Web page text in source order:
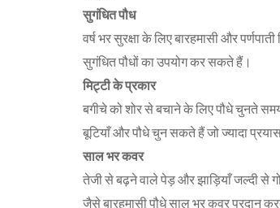
सुगंधित पौध
वर्ष भर सुरक्षा के लिए बारहमासी और
सुगंधित पौधों का उपयोग कर सकते हैं।
मिट्टी के प्रकार
बगीचे को शोर से बचाने के लिए पौधे चुनते
बूटियाँ और पौधे चुन सकते हैं जो ज्यादा
साल भर कवर
तेजी से बढ़ने वाले पेड़ और झाड़ियाँ जल्दी से
जैसे बारहमासी पौधे साल भर कवर प्रदान